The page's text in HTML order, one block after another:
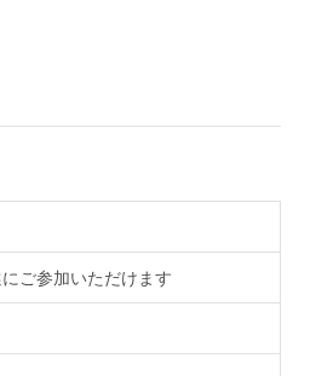
ご参加いただけます